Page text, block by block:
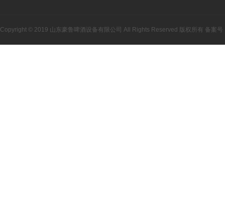
Copyright © 2019 山东豪鲁啤酒设备有限公司 All Rights Reserved 版权所有 备案号